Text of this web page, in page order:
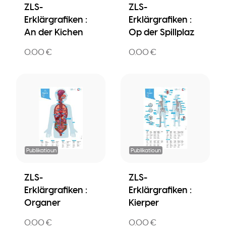
ZLS-
Erklärgrafiken :
An der Kichen
0.00 €
ZLS-
Erklärgrafiken :
Op der Spillplaz
0.00 €
Publikatioun
ZLS-
Erklärgrafiken :
Organer
0.00 €
Publikatioun
ZLS-
Erklärgrafiken :
Kierper
0.00 €